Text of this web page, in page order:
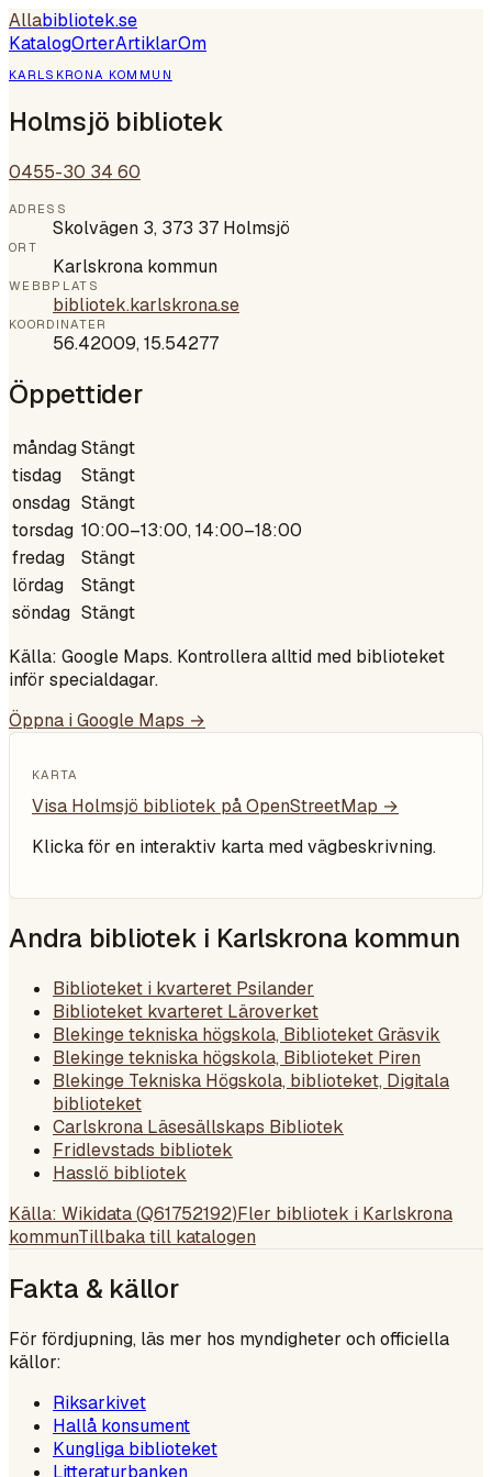
Allabibliotek.se
KatalogOrterArtiklarOm
KARLSKRONA KOMMUN
Holmsjö bibliotek
0455-30 34 60
ADRESS
Skolvägen 3, 373 37 Holmsjö
ORT
Karlskrona kommun
WEBBPLATS
bibliotek.karlskrona.se
KOORDINATER
56.42009,15.54277
Öppettider
måndagStängt
tisdag
Stängt
onsdag Stängt
torsdag 10:00–13:00, 14:00–18:00
fredag
Stängt
lördag
Stängt
söndag Stängt
Källa: Google Maps. Kontrollera alltid med biblioteket
inför specialdagar.
Öppna i Google Maps →
KARTA
Visa Holmsjö bibliotek på OpenStreetMap →
Klicka för en interaktiv karta med vägbeskrivning.
Andra bibliotek i Karlskrona kommun
Biblioteket i kvarteret Psilander
Biblioteket kvarteret Läroverket
Blekinge tekniska högskola, Biblioteket Gräsvik
Blekinge tekniska högskola, Biblioteket Piren
Blekinge Tekniska Högskola, biblioteket, Digitala
biblioteket
Carlskrona Läsesällskaps Bibliotek
Fridlevstads bibliotek
Hasslö bibliotek
Källa: Wikidata (Q61752192)Fler bibliotek i Karlskrona
kommunTillbaka till katalogen
Fakta & källor
För fördjupning, läs mer hos myndigheter och officiella
källor:
Riksarkivet
Hallå konsument
Kungliga biblioteket
Litteraturbanken